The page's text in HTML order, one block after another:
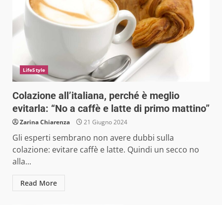
LifeStyle
Colazione all’italiana, perché è meglio
evitarla: “No a caffè e latte di primo mattino”
Zarina Chiarenza 21 Giugno 2024
Gli esperti sembrano non avere dubbi sulla
colazione: evitare caffè e latte. Quindi un secco no
alla...
Read More